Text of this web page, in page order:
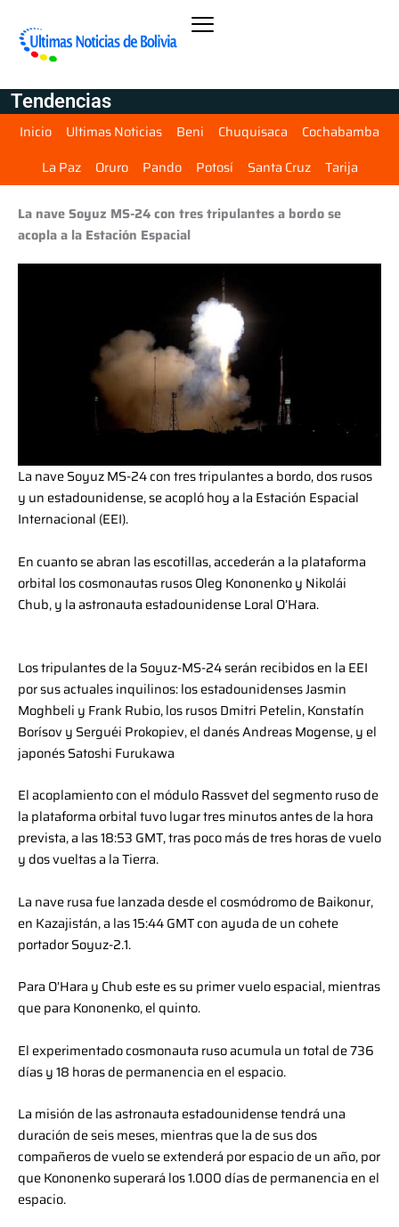
Tendencias
Inicio Ultimas Noticias Beni Chuquisaca
Cochabamba
La Paz
Oruro Pando Potosí Santa Cruz Tarija
La nave Soyuz MS-24 con tres tripulantes a bordo se
acopla a la Estación Espacial
La nave Soyuz MS-24 con tres tripulantes a bordo, dos rusos
y un estadounidense, se acopló hoy a la Estación Espacial
Internacional (EEI).
En cuanto se abran las escotillas, accederán a la plataforma
orbital los cosmonautas rusos Oleg Kononenko y Nikolái
Chub, y la astronauta estadounidense Loral O’Hara.
Los tripulantes de la Soyuz-MS-24 serán recibidos en la EEI
por sus actuales inquilinos: los estadounidenses Jasmin
Moghbeli y Frank Rubio, los rusos Dmitri Petelin, Konstatín
Borísov y Serguéi Prokopiev, el danés Andreas Mogense, y el
japonés Satoshi Furukawa
El acoplamiento con el módulo Rassvet del segmento ruso de
la plataforma orbital tuvo lugar tres minutos antes de la hora
prevista, a las 18:53 GMT, tras poco más de tres horas de vuelo
y dos vueltas a la Tierra.
La nave rusa fue lanzada desde el cosmódromo de Baikonur,
en Kazajistán, a las 15:44 GMT con ayuda de un cohete
portador Soyuz-2.1.
Para O’Hara y Chub este es su primer vuelo espacial, mientras
que para Kononenko, el quinto.
El experimentado cosmonauta ruso acumula un total de 736
días y 18 horas de permanencia en el espacio.
La misión de las astronauta estadounidense tendrá una
duración de seis meses, mientras que la de sus dos
compañeros de vuelo se extenderá por espacio de un año, por
que Kononenko superará los 1.000 días de permanencia en el
espacio.